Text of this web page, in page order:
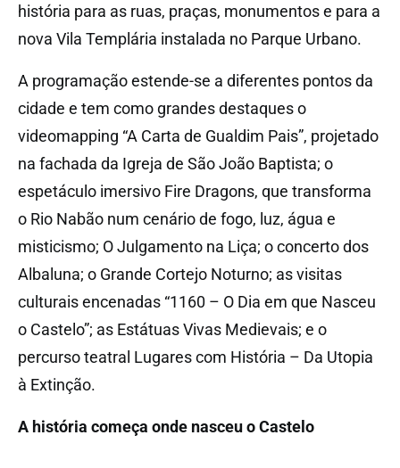
história para as ruas, praças, monumentos e para a
nova Vila Templária instalada no Parque Urbano.
A programação estende-se a diferentes pontos da
cidade e tem como grandes destaques o
videomapping “A Carta de Gualdim Pais”, projetado
na fachada da Igreja de São João Baptista; o
espetáculo imersivo Fire Dragons, que transforma
o Rio Nabão num cenário de fogo, luz, água e
misticismo; O Julgamento na Liça; o concerto dos
Albaluna; o Grande Cortejo Noturno; as visitas
culturais encenadas “1160 – O Dia em que Nasceu
o Castelo”; as Estátuas Vivas Medievais; e o
percurso teatral Lugares com História – Da Utopia
à Extinção.
A história começa onde nasceu o Castelo